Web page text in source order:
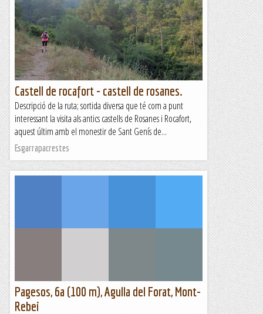
Castell de rocafort - castell de rosanes.
Descripció de la ruta; sortida diversa que té com a punt
interessant la visita als antics castells de Rosanes i Rocafort,
aquest últim amb el monestir de Sant Genís de...
Esgarrapacrestes
Pagesos, 6a (100 m), Agulla del Forat, Mont-
Rebei